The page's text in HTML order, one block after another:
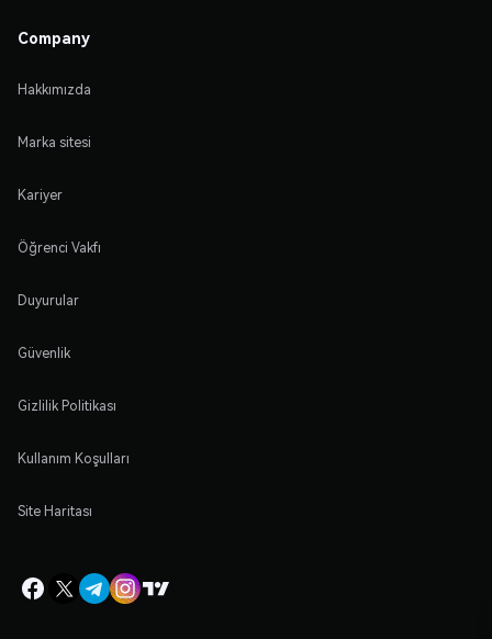
Company
Hakkımızda
Marka sitesi
Kariyer
Öğrenci Vakfı
Duyurular
Güvenlik
Gizlilik Politikası
Kullanım Koşulları
Site Haritası